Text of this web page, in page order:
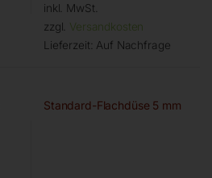
inkl. MwSt.
zzgl. Versandkosten
Lieferzeit: Auf Nachfrage
Standard-Flachdüse 5 mm